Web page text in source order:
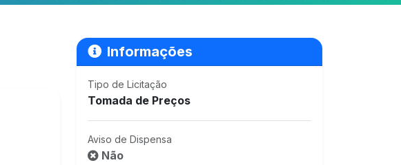
Informações
Tipo de Licitação
Tomada de Preços
Aviso de Dispensa
Não